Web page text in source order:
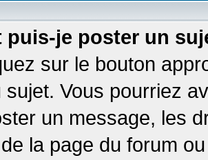
puis-je poster un
sur le bouton
sujet. Vous pourriez
un message, les
la page du forum